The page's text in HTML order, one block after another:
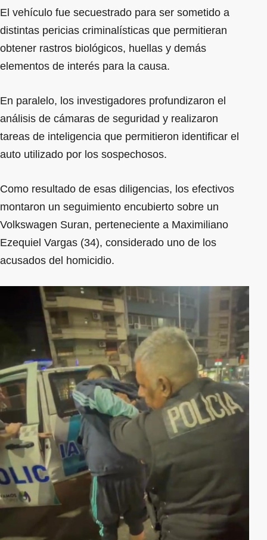
El vehículo fue secuestrado para ser sometido a
distintas pericias criminalísticas que permitieran
obtener rastros biológicos, huellas y demás
elementos de interés para la causa.
En paralelo, los investigadores profundizaron el
análisis de cámaras de seguridad y realizaron
tareas de inteligencia que permitieron identificar el
auto utilizado por los sospechosos.
Como resultado de esas diligencias, los efectivos
montaron un seguimiento encubierto sobre un
Volkswagen Suran, perteneciente a Maximiliano
Ezequiel Vargas (34), considerado uno de los
acusados del homicidio.